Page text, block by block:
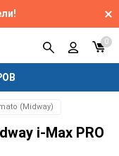
0
(Midway)
i-Max PRO